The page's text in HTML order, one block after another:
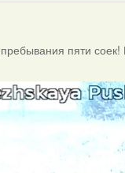
пяти